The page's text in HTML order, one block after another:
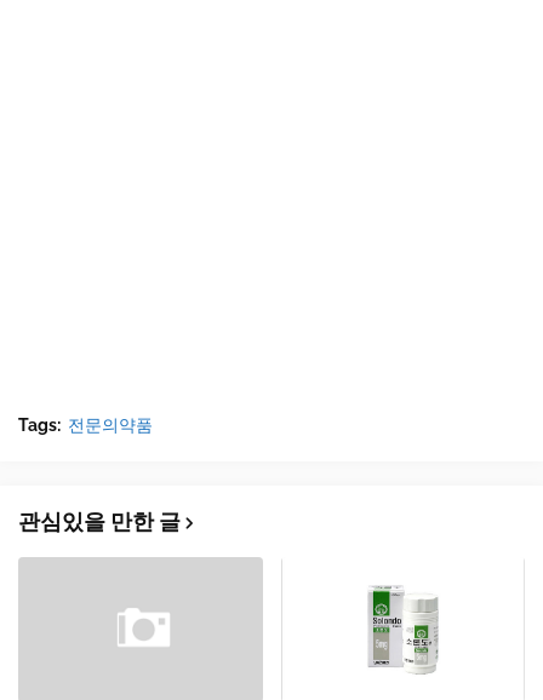
Tags: 전문의약품
관심있을 만한 글